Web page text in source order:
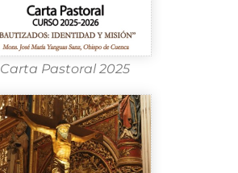
Carta Pastoral 2025